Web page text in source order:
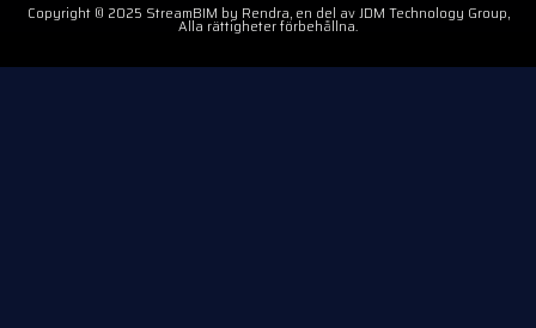
Copyright © 2025 StreamBIM by Rendra, en del av JDM Technology Group,
Alla rättigheter förbehållna.